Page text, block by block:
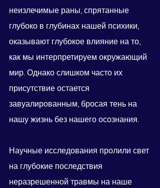
неизлечимые раны, спрятанные
глубоко в глубинах нашей психики,
оказывают глубокое влияние на то,
как мы интерпретируем окружающий
мир. Однако слишком часто их
присутствие остается
завуалированным, бросая тень на
нашу жизнь без нашего осознания.
Научные исследования пролили свет
на глубокие последствия
неразрешенной травмы на наше